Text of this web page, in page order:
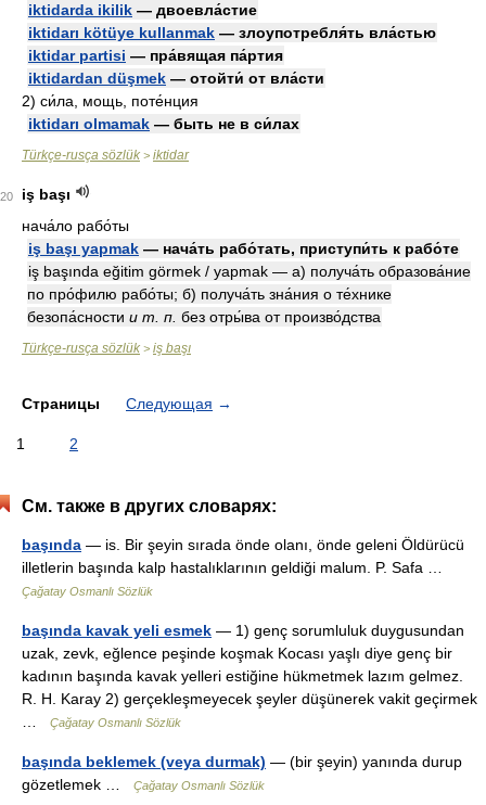
iktidarda ikilik — двоевла́стие
iktidarı kötüye kullanmak — злоупотребля́ть вла́стью
iktidar partisi — пра́вящая па́ртия
iktidardan düşmek — отойти́ от вла́сти
2) си́ла, мощь, поте́нция
iktidarı olmamak — быть не в си́лах
Türkçe-rusça sözlük > iktidar
20
iş başı
нача́ло рабо́ты
iş başı yapmak — нача́ть рабо́тать, приступи́ть к рабо́те
iş başında eğitim görmek / yapmak — а) получа́ть образова́ние
по про́филю рабо́ты; б) получа́ть зна́ния о те́хнике
безопа́сности и т. п. без отры́ва от произво́дства
Türkçe-rusça sözlük > iş başı
Страницы Следующая →
1 2
См. также в других словарях:
başında — is. Bir şeyin sırada önde olanı, önde geleni Öldürücü
illetlerin başında kalp hastalıklarının geldiği malum. P. Safa …
Çağatay Osmanlı Sözlük
başında kavak yeli esmek — 1) genç sorumluluk duygusundan
uzak, zevk, eğlence peşinde koşmak Kocası yaşlı diye genç bir
kadının başında kavak yelleri estiğine hükmetmek lazım gelmez.
R. H. Karay 2) gerçekleşmeyecek şeyler düşünerek vakit geçirmek
Çağatay Osmanlı Sözlük
başında beklemek (veya durmak) — (bir şeyin) yanında durup
gözetlemek …
Çağatay Osmanlı Sözlük